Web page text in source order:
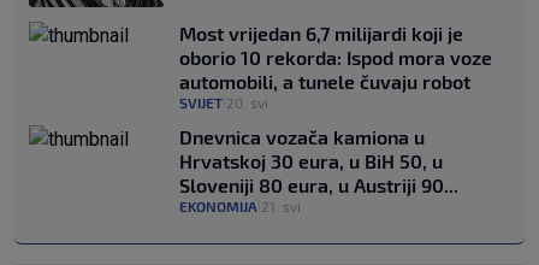
Most vrijedan 6,7 milijardi koji je
oborio 10 rekorda: Ispod mora voze
automobili, a tunele čuvaju robot
SVIJET 20. svi.
Dnevnica vozača kamiona u
Hrvatskoj 30 eura, u BiH 50, u
Sloveniji 80 eura, u Austriji 90...
EKONOMIJA 21. svi.